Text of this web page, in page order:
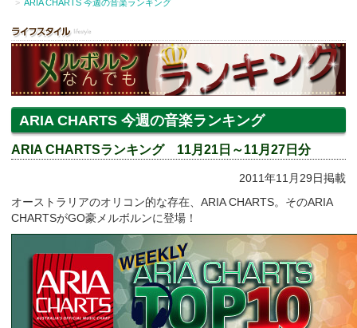
ARIA CHARTS 今週の音楽ランキング
ARIA CHARTS 今週の音楽ランキング
ARIA CHARTSランキング 11月21日～11月27日分
2011年11月29日掲載
オーストラリアのオリコン的な存在、ARIA CHARTS。そのARIA
CHARTSがGO豪メルボルンに登場！